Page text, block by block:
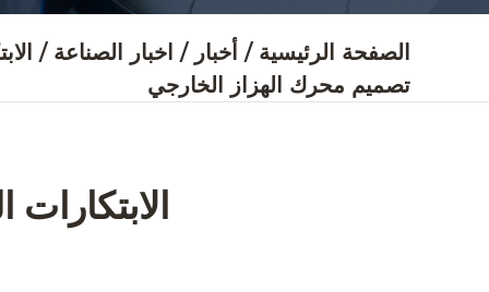
الصفحة الرئيسية / أخبار / اخبار الصناعة /
تصميم محرك الهزاز الخارجي